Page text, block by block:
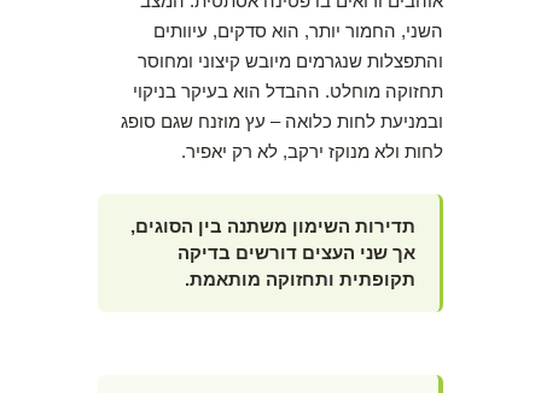
השני, החמור יותר, הוא סדקים, עיוותים
והתפצלות שנגרמים מיובש קיצוני ומחוסר
תחזוקה מוחלט. ההבדל הוא בעיקר בניקוי
ובמניעת לחות כלואה – עץ מוזנח שגם סופג
לחות ולא מנוקז ירקב, לא רק יאפיר.
תדירות השימון משתנה בין הסוגים,
אך שני העצים דורשים בדיקה
תקופתית ותחזוקה מותאמת.